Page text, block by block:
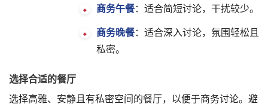
商务午餐：适合简短讨论，干扰较少。
商务晚餐：适合深入讨论，氛围轻松且
私密。
选择合适的餐厅
选择高雅、安静且有私密空间的餐厅，以便于商务讨论。避